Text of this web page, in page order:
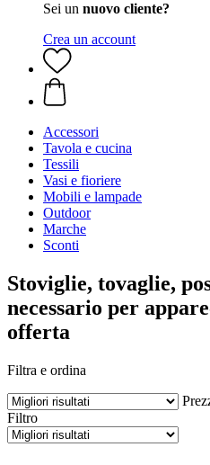
Sei un nuovo cliente?
Crea un account
Accessori
Tavola e cucina
Tessili
Vasi e fioriere
Mobili e lampade
Outdoor
Marche
Sconti
Stoviglie, tovaglie,
necessario per
offerta
Filtra e ordina
Filtro